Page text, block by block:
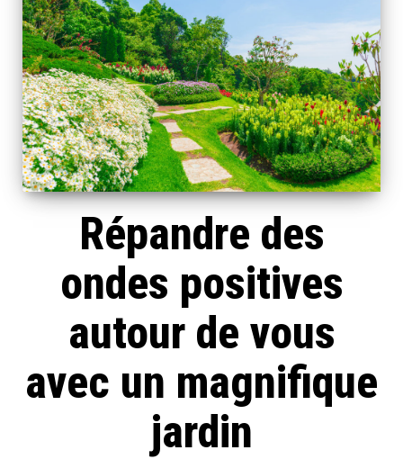
Répandre des
ondes positives
autour de vous
avec un magnifique
jardin